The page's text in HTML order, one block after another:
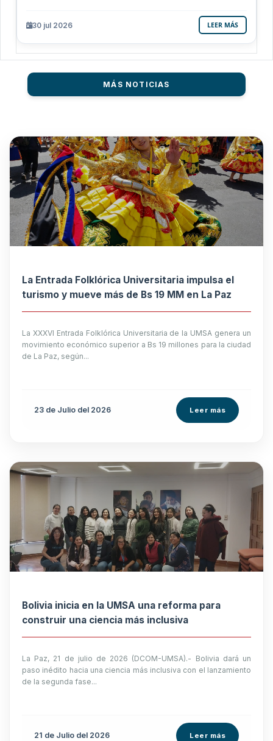
30 jul 2026 LEER MÁS
MÁS NOTICIAS
La Entrada Folklórica Universitaria impulsa el
turismo y mueve más de Bs 19 MM en La Paz
La XXXVI Entrada Folklórica Universitaria de la UMSA genera un
movimiento económico superior a Bs 19 millones para la ciudad
de La Paz, según...
23 de Julio del 2026 Leer más
Bolivia inicia en la UMSA una reforma para
construir una ciencia más inclusiva
La Paz, 21 de julio de 2026 (DCOM-UMSA).- Bolivia dará un
paso inédito hacia una ciencia más inclusiva con el lanzamiento
de la segunda fase...
21 de Julio del 2026 Leer más